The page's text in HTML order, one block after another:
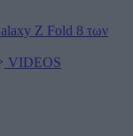
Z Fold 8 των
VIDEOS